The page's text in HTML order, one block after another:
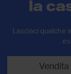
la
Lasciaci qualche
Vendita